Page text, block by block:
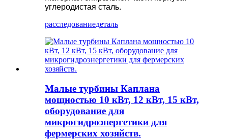
углеродистая сталь.
расследованиедеталь
Малые турбины Каплана
мощностью 10 кВт, 12 кВт, 15 кВт,
оборудование для
микрогидроэнергетики для
фермерских хозяйств.